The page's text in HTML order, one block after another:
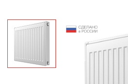
Где купить
Контакты